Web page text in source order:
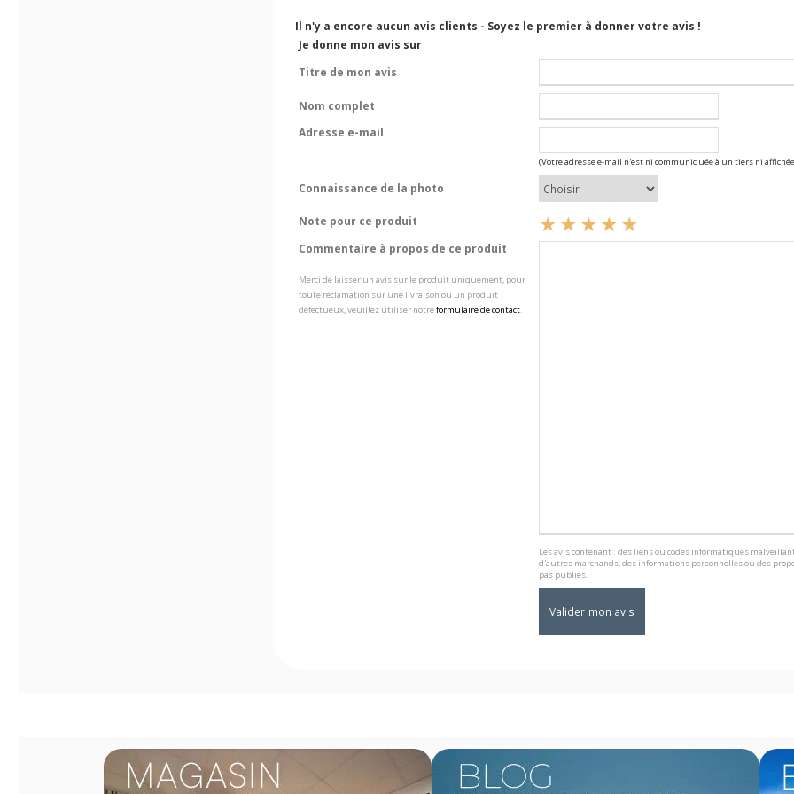
Il n'y a encore aucun avis clients - Soyez le premier à donner votre avis !
Je donne mon avis sur
Titre de mon avis
Nom complet
Adresse e-mail
(Votre adresse e-mail n'est ni communiquée à un tiers ni
Connaissance de la photo
Note pour ce produit
Commentaire à propos de ce produit
Merci de laisser un avis sur le produit uniquement, pour
toute réclamation sur une livraison ou un produit
défectueux, veuillez utiliser notreformulaire de contact.
Les avis contenant : des liens ou codes informatiques
d'autres marchands, des informations personnelles ou des
pas publiés.